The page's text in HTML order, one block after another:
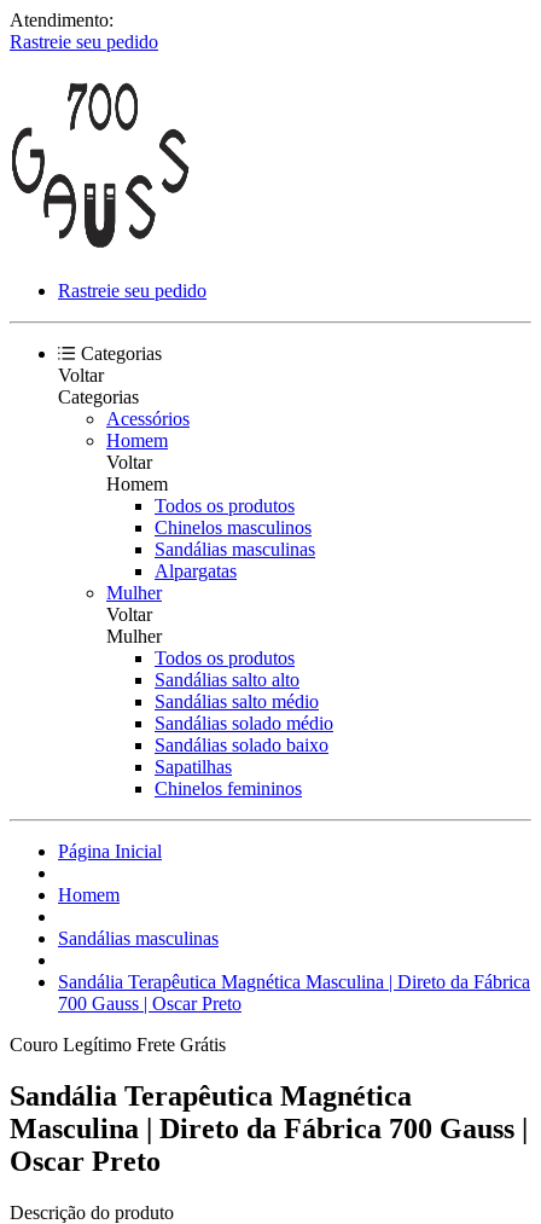
Atendimento:
Rastreie seu pedido
Rastreie seu pedido
Categorias
Voltar
Categorias
Acessórios
Homem
Voltar
Homem
Todos os produtos
Chinelos masculinos
Sandálias masculinas
Alpargatas
Mulher
Voltar
Mulher
Todos os produtos
Sandálias salto alto
Sandálias salto médio
Sandálias solado médio
Sandálias solado baixo
Sapatilhas
Chinelos femininos
Página Inicial
Homem
Sandálias masculinas
Sandália Terapêutica Magnética Masculina | Direto da Fábrica
700 Gauss | Oscar Preto
Couro Legítimo Frete Grátis
Sandália Terapêutica Magnética
Masculina | Direto da Fábrica 700 Gauss |
Oscar Preto
Descrição do produto